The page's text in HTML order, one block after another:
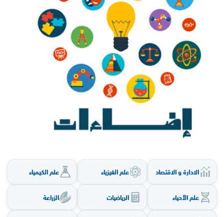
الادارة و الاقتصاد علم الفيزياء علم الكيمياء
علم الأحياء الرياضيات الزراعة